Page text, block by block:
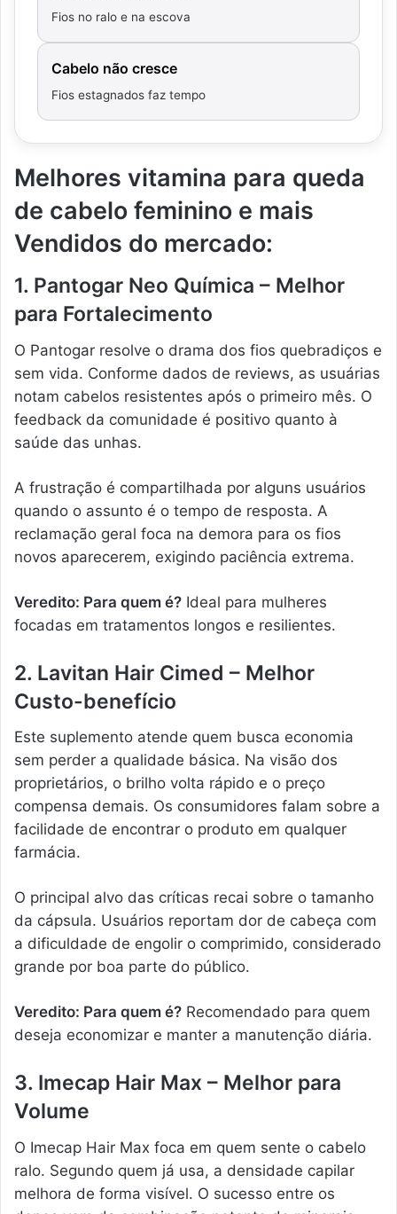
Fios no ralo e na escova
Cabelo não cresce
Fios estagnados faz tempo
Melhores vitamina para queda
de cabelo feminino e mais
Vendidos do mercado:
1. Pantogar Neo Química – Melhor
para Fortalecimento
O Pantogar resolve o drama dos fios quebradiços e
sem vida. Conforme dados de reviews, as usuárias
notam cabelos resistentes após o primeiro mês. O
feedback da comunidade é positivo quanto à
saúde das unhas.
A frustração é compartilhada por alguns usuários
quando o assunto é o tempo de resposta. A
reclamação geral foca na demora para os fios
novos aparecerem, exigindo paciência extrema.
Veredito: Para quem é? Ideal para mulheres
focadas em tratamentos longos e resilientes.
2. Lavitan Hair Cimed – Melhor
Custo-benefício
Este suplemento atende quem busca economia
sem perder a qualidade básica. Na visão dos
proprietários, o brilho volta rápido e o preço
compensa demais. Os consumidores falam sobre a
facilidade de encontrar o produto em qualquer
farmácia.
O principal alvo das críticas recai sobre o tamanho
da cápsula. Usuários reportam dor de cabeça com
a dificuldade de engolir o comprimido, considerado
grande por boa parte do público.
Veredito: Para quem é? Recomendado para quem
deseja economizar e manter a manutenção diária.
3. Imecap Hair Max – Melhor para
Volume
O Imecap Hair Max foca em quem sente o cabelo
ralo. Segundo quem já usa, a densidade capilar
melhora de forma visível. O sucesso entre os